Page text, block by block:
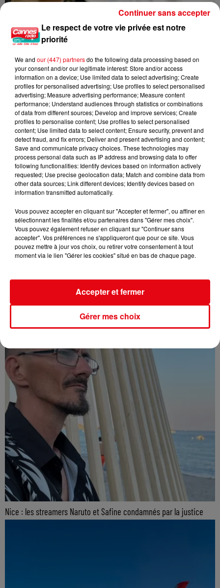
Affaire Jean Imbert : placé sous le statut de témoin assisté
Nice : les streamers Naruto et Safine condamnés par la justice
Le respect de votre vie privée est notre
priorité
We and our (447) partnersdo the following data processing based on
your consent and/or our legitimate interest: Store and/or access
information on a device; Use limited data to select advertising; Create
profiles for personalised advertising; Use profiles to select personalised
advertising; Measure advertising performance; Measure content
performance; Understand audiences through statistics or combinations
of data from different sources; Develop and improve services; Create
profiles to personalise content; Use profiles to select personalised
content; Use limited data to select content; Ensure security, prevent and
detect fraud, and fix errors; Deliver and present advertising and content;
Save and communicate privacy choices. These technologies may
process personal data such as IP address and browsing data to offer
following functionalities: Identify devices based on information actively
requested; Use precise geolocation data; Match and combine data from
other data sources; Link different devices; Identify devices based on
information transmitted automatically.
Vous pouvez accepter en cliquant sur "Accepter et fermer", ou affiner en
sélectionnant les finalités et/ou partenaires dans "Gérer mes choix".
Vous pouvez également refuser en cliquant sur "Continuer sans
accepter". Vos préférences ne s'appliqueront que pour ce site. Vous
pouvez mettre à jour vos choix, ou retirer votre consentement à tout
moment via le lien "Gérer les cookies" situé en bas de chaque page.
Gérer mes choix
Accepter et fermer
Continuer sans accepter